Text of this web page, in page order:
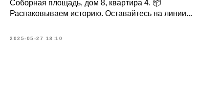
Соборная площадь, дом 8, квартира 4. 📦
Распаковываем историю. Оставайтесь на линии...
2025-05-27 18:10